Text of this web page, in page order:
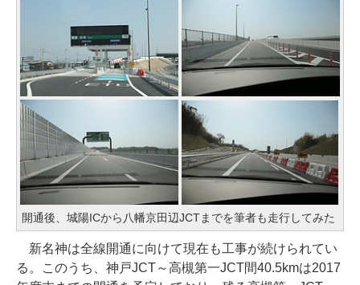
開通後、城陽ICから八幡京田辺JCTまでを筆者も走行してみた
新名神は全線開通に向けて現在も工事が続けられてい
る。このうち、神戸JCT～高槻第一JCT間40.5kmは2017